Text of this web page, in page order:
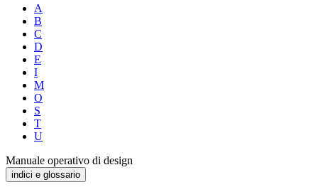
A
B
C
D
E
I
M
O
S
T
U
Manuale operativo di design
indici e glossario